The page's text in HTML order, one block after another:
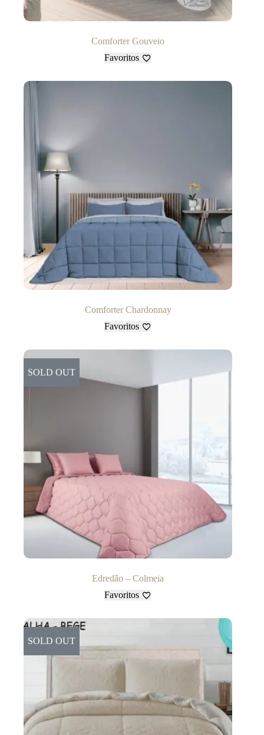
Comforter Gouveio
Favoritos
Comforter Chardonnay
Favoritos
SOLD OUT
Edredão – Colmeia
Favoritos
SOLD OUT